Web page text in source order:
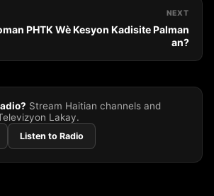
NEXT
PHTK Wè Kesyon Kadisite Palman
an?
Stream Haitian channels and
Lakay.
Listen to Radio